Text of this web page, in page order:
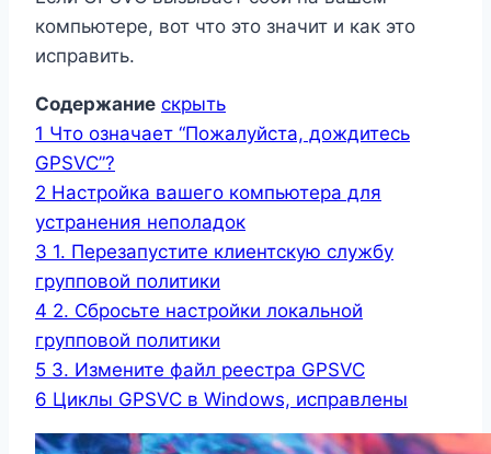
компьютере, вот что это значит и как это
исправить.
Содержание скрыть
1 Что означает “Пожалуйста, дождитесь
GPSVC”?
2 Настройка вашего компьютера для
устранения неполадок
3 1. Перезапустите клиентскую службу
групповой политики
4 2. Сбросьте настройки локальной
групповой политики
5 3. Измените файл реестра GPSVC
6 Циклы GPSVC в Windows, исправлены